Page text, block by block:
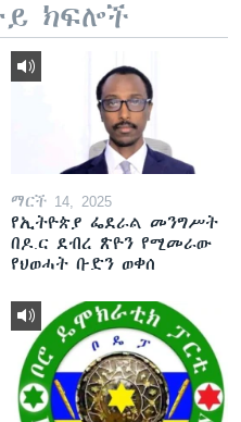
ክፍሎች
ማርች 14, 2025
የኢትዮጵያ ፌደራል መንግሥት
በዶ.ር ደብረ ጽዮን የሚመራው
የህወሓት ቡድን ወቀሰ